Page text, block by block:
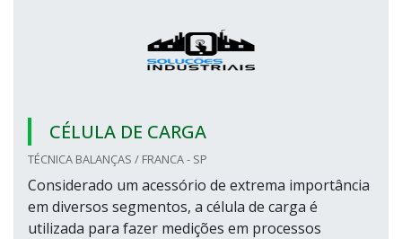
CÉLULA DE CARGA
TÉCNICA BALANÇAS / FRANCA - SP
Considerado um acessório de extrema importância
em diversos segmentos, a célula de carga é
utilizada para fazer medições em processos